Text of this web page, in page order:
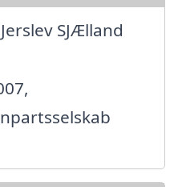
SJÆlland